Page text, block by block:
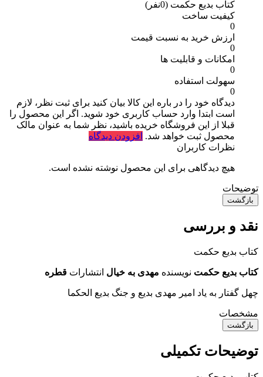
کتاب بدیع حکمت (0نفر)
کیفیت ساخت
0
ارزش خرید به نسبت قیمت
0
امکانات و قابلیت ها
0
سهولت استفاده
0
دیدگاه خود را در باره این کالا بیان کنید برای ثبت نظر، لازم
است ابتدا وارد حساب کاربری خود شوید. اگر این محصول را
قبلا از این فروشگاه خریده باشید، نظر شما به عنوان مالک
محصول ثبت خواهد شد. افزودن دیدگاه
نظرات کاربران
هیچ دیدگاهی برای این محصول نوشته نشده است.
توضیحات
بازگشت
نقد و بررسی
کتاب بدیع حکمت
کتاب بدیع حکمت نویسنده مهدی به خیال انتشارات قطره
چهل گفتار به یاد امیر مهدی بدیع و جنگ بدیع الحکما
مشخصات
بازگشت
توضیحات تکمیلی